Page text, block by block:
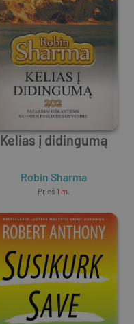
Kelias į didingumą
Robin Sharma
Prieš 1 m.